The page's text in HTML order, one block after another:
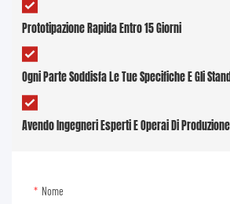
Prototipazione Rapida Entro 15 Giorni
Ogni Parte Soddisfa Le Tue Specifiche E Gli
Avendo Ingegneri Esperti E Operai Di
Nome